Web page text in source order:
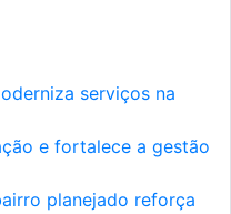
serviços na
e fortalece a gestão
planejado reforça